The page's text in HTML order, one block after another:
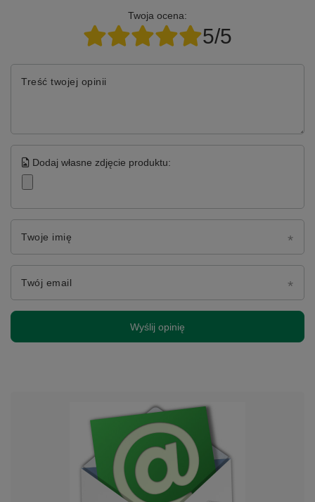
Twoja ocena:
5/5
Treść twojej opinii
Dodaj własne zdjęcie produktu:
Twoje imię
Twój email
Wyślij opinię